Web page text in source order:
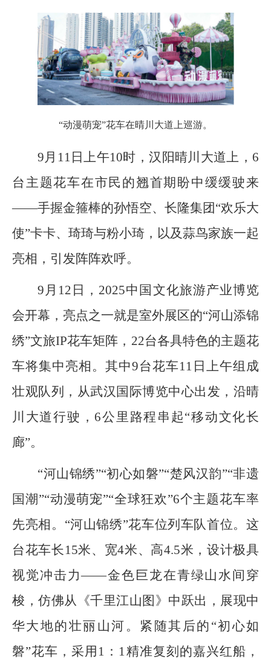
“动漫萌宠”花车在晴川大道上巡游。
9月11日上午10时，汉阳晴川大道上，6
台主题花车在市民的翘首期盼中缓缓驶来
——手握金箍棒的孙悟空、长隆集团“欢乐大
使”卡卡、琦琦与粉小琦，以及蒜鸟家族一起
亮相，引发阵阵欢呼。
9月12日，2025中国文化旅游产业博览
会开幕，亮点之一就是室外展区的“河山添锦
绣”文旅IP花车矩阵，22台各具特色的主题花
车将集中亮相。其中9台花车11日上午组成
壮观队列，从武汉国际博览中心出发，沿晴
川大道行驶，6公里路程串起“移动文化长
廊”。
“河山锦绣”“初心如磐”“楚风汉韵”“非遗
国潮”“动漫萌宠”“全球狂欢”6个主题花车率
先亮相。“河山锦绣”花车位列车队首位。这
台花车长15米、宽4米、高4.5米，设计极具
视觉冲击力——金色巨龙在青绿山水间穿
梭，仿佛从《千里江山图》中跃出，展现中
华大地的壮丽山河。紧随其后的“初心如
磐”花车，采用1：1精准复刻的嘉兴红船，